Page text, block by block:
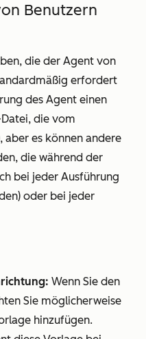
Benutzern
die der Agent von
erfordert
des Agent einen
Datei, die vom
aber es können andere
die während der
bei jeder Ausführung
oder bei jeder
Wenn Sie den
Sie möglicherweise
hinzufügen.